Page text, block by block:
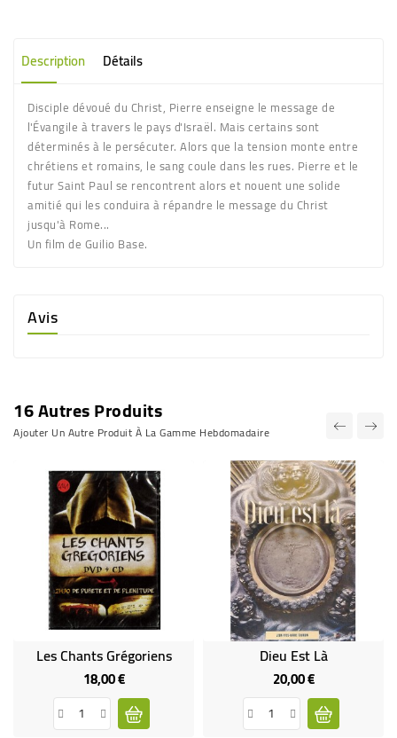
Description Détails
Disciple dévoué du Christ, Pierre enseigne le message de
l'Évangile à travers le pays d'Israël. Mais certains sont
déterminés à le persécuter. Alors que la tension monte entre
chrétiens et romains, le sang coule dans les rues. Pierre et le
futur Saint Paul se rencontrent alors et nouent une solide
amitié qui les conduira à répandre le message du Christ
jusqu'à Rome...
Un film de Guilio Base.
Avis
16 Autres Produits
Ajouter Un Autre Produit À La Gamme Hebdomadaire
Les Chants Grégoriens
18,00 €Prix
Dieu Est Là
20,00 €Prix